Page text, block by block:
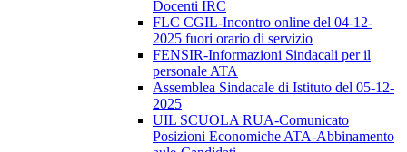
Docenti IRC
FLC CGIL-Incontro online del 04-12-
2025 fuori orario di servizio
FENSIR-Informazioni Sindacali per il
personale ATA
Assemblea Sindacale di Istituto del 05-12-
2025
UIL SCUOLA RUA-Comunicato
Posizioni Economiche ATA-Abbinamento